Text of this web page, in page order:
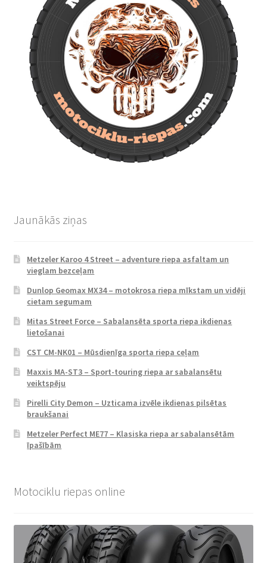
Jaunākās ziņas
Metzeler Karoo 4 Street – adventure riepa asfaltam un
vieglam bezceļam
Dunlop Geomax MX34 – motokrosa riepa mīkstam un vidēji
cietam segumam
Mitas Street Force – Sabalansēta sporta riepa ikdienas
lietošanai
CST CM-NK01 – Mūsdienīga sporta riepa ceļam
Maxxis MA-ST3 – Sport-touring riepa ar sabalansētu
veiktspēju
Pirelli City Demon – Uzticama izvēle ikdienas pilsētas
braukšanai
Metzeler Perfect ME77 – Klasiska riepa ar sabalansētām
īpašībām
Motociklu riepas online